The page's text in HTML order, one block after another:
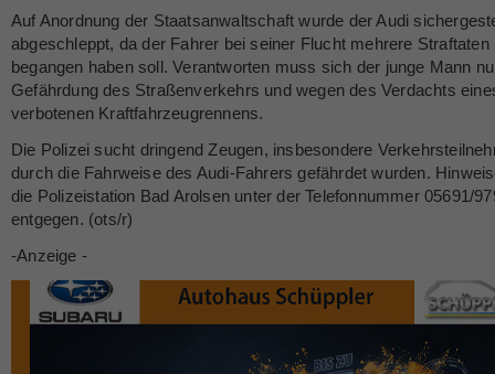
Auf Anordnung der Staatsanwaltschaft wurde der Audi
abgeschleppt, da der Fahrer bei seiner Flucht mehrere Straftaten
begangen haben soll. Verantworten muss sich der junge Mann
Gefährdung des Straßenverkehrs und wegen des Verdachts
verbotenen Kraftfahrzeugrennens.
Die Polizei sucht dringend Zeugen, insbesondere
durch die Fahrweise des Audi-Fahrers gefährdet wurden.
die Polizeistation Bad Arolsen unter der Telefonnummer 05691/
entgegen. (ots/r)
-Anzeige -